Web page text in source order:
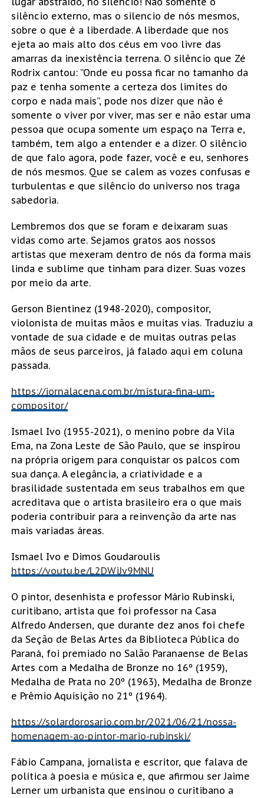
silêncio externo, mas o silencio de nós mesmos,
sobre o que é a liberdade. A liberdade que nos
ejeta ao mais alto dos céus em voo livre das
amarras da inexistência terrena. O silêncio que Zé
Rodrix cantou: “Onde eu possa ficar no tamanho da
paz e tenha somente a certeza dos limites do
corpo e nada mais”, pode nos dizer que não é
somente o viver por viver, mas ser e não estar uma
pessoa que ocupa somente um espaço na Terra e,
também, tem algo a entender e a dizer. O silêncio
de que falo agora, pode fazer, você e eu, senhores
de nós mesmos. Que se calem as vozes confusas e
turbulentas e que silêncio do universo nos traga
sabedoria.
Lembremos dos que se foram e deixaram suas
vidas como arte. Sejamos gratos aos nossos
artistas que mexeram dentro de nós da forma mais
linda e sublime que tinham para dizer. Suas vozes
por meio da arte.
Gerson Bientinez (1948-2020), compositor,
violonista de muitas mãos e muitas vias. Traduziu a
vontade de sua cidade e de muitas outras pelas
mãos de seus parceiros, já falado aqui em coluna
passada.
https://jornalacena.com.br/mistura-fina-um-
compositor/
Ismael Ivo (1955-2021), o menino pobre da Vila
Ema, na Zona Leste de São Paulo, que se inspirou
na própria origem para conquistar os palcos com
sua dança. A elegância, a criatividade e a
brasilidade sustentada em seus trabalhos em que
acreditava que o artista brasileiro era o que mais
poderia contribuir para a reinvenção da arte nas
mais variadas áreas.
Ismael Ivo e Dimos Goudaroulis
https://youtu.be/L2DWiJy9MNU
O pintor, desenhista e professor Mário Rubinski,
curitibano, artista que foi professor na Casa
Alfredo Andersen, que durante dez anos foi chefe
da Seção de Belas Artes da Biblioteca Pública do
Paraná, foi premiado no Salão Paranaense de Belas
Artes com a Medalha de Bronze no 16º (1959),
Medalha de Prata no 20º (1963), Medalha de Bronze
e Prêmio Aquisição no 21º (1964).
https://solardorosario.com.br/2021/06/21/nossa-
homenagem-ao-pintor-mario-rubinski/
Fábio Campana, jornalista e escritor, que falava de
política à poesia e música e, que afirmou ser Jaime
Lerner um urbanista que ensinou o curitibano a